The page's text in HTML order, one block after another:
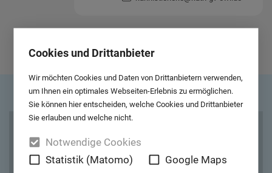
Cookies und Drittanbieter
Wir möchten Cookies und Daten von Drittanbietern verwenden,
um Ihnen ein optimales Webseiten-Erlebnis zu ermöglichen.
Sie können hier entscheiden, welche Cookies und Drittanbieter
Sie erlauben und welche nicht.
Notwendige Cookies
Statistik (Matomo)
Google Maps
ZUR ANSPRECHPARTNER-ÜBERSICHT
Cookies und Drittanbieter
Google Maps